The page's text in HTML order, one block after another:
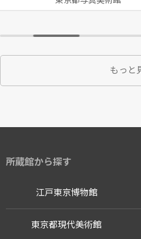
もっと
所蔵館から探す
江戸東京博物館
東京都現代美術館